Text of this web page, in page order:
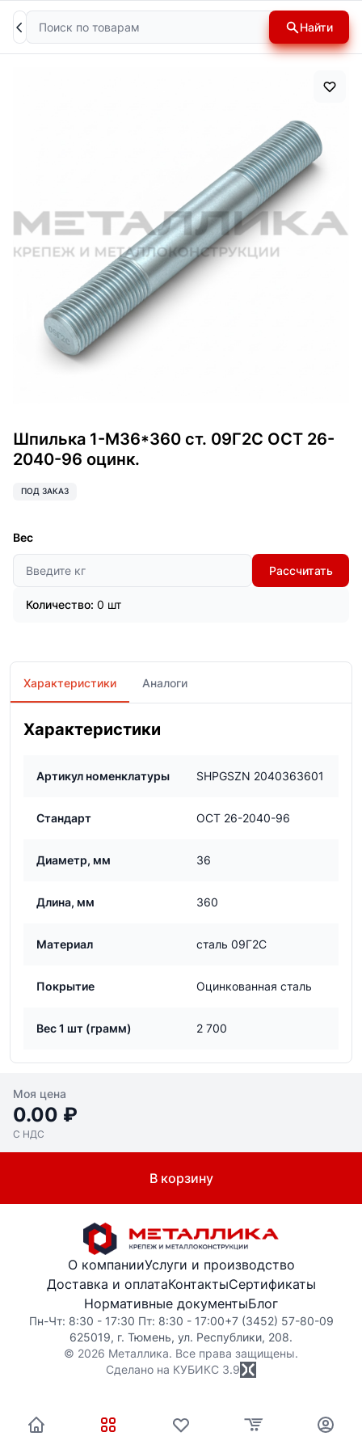
Поиск Найти
Шпилька 1-М36*360 ст. 09Г2С ОСТ 26-
2040-96 оцинк.
ПОД ЗАКАЗ
Вес
Рассчитать
Количество: 0 шт
Характеристики Аналоги
Характеристики
Артикул номенклатуры SHPGSZN 2040363601
Стандарт ОСТ 26-2040-96
Диаметр, мм 36
Длина, мм 360
Материал сталь 09Г2С
Покрытие Оцинкованная сталь
Вес 1 шт (грамм) 2 700
Моя цена
0.00 ₽
С НДС
В корзину
О компанииУслуги и производство
Доставка и оплатаКонтактыСертификаты
Нормативные документыБлог
Пн-Чт: 8:30 - 17:30 Пт: 8:30 - 17:00+7 (3452) 57-80-09
625019, г. Тюмень, ул. Республики, 208.
© 2026 Металлика. Все права защищены.
Сделано на КУБИКС 3.9